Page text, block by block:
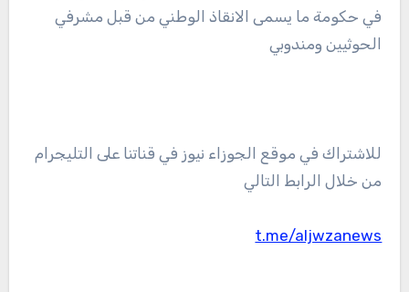
في حكومة ما يسمى الانقاذ الوطني من قبل مشرفي
الحوثيين ومندوبي
للاشتراك في موقع الجوزاء نيوز في قناتنا على التليجرام
من خلال الرابط التالي
t.me/aljwzanews